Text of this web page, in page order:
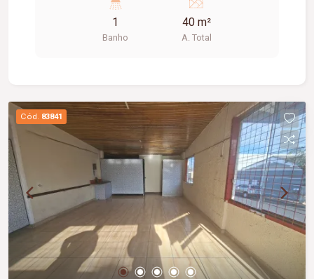
praticidade para diversas atividades comerciais.
Local ideal para lanchonetes, autopeças,
depósitos, pequenos comércios e prestadores
1
Banho
40 m²
A. Total
Cód. 83841